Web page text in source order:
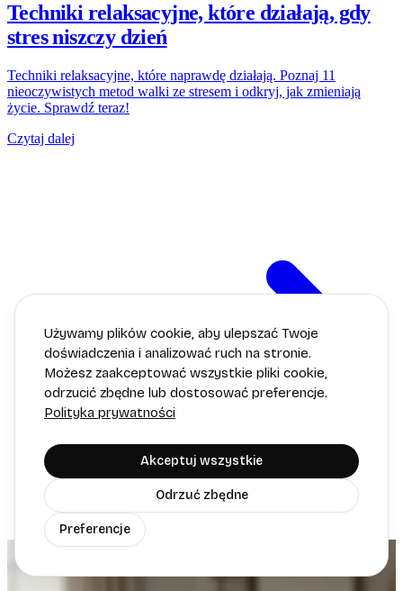
Używamy plików cookie, aby ulepszać Twoje
doświadczenia i analizować ruch na stronie.
Możesz zaakceptować wszystkie pliki cookie,
odrzucić zbędne lub dostosować preferencje.
Polityka prywatności
Akceptuj wszystkie
Odrzuć zbędne
Preferencje
Techniki relaksacyjne, które działają, gdy
stres niszczy dzień
Techniki relaksacyjne, które naprawdę działają. Poznaj 11
nieoczywistych metod walki ze stresem i odkryj, jak zmieniają
życie. Sprawdź teraz!
Czytaj dalej